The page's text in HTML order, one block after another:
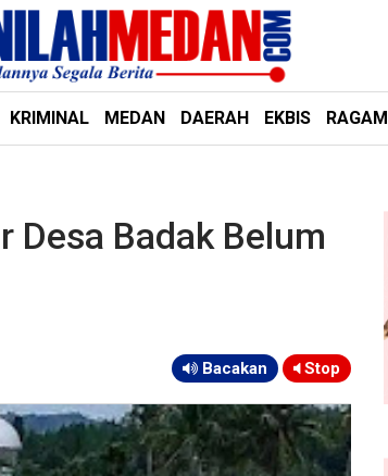
KRIMINAL MEDAN DAERAH EKBIS RAGAM
Desa Badak Belum
Bacakan Stop